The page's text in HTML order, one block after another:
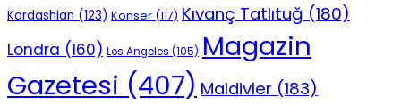
Kardashian (123) Konser (117) Kıvanç Tatlıtuğ(180)
Londra (160) Los Angeles (105) Magazin
Gazetesi (407) Maldivler(183)